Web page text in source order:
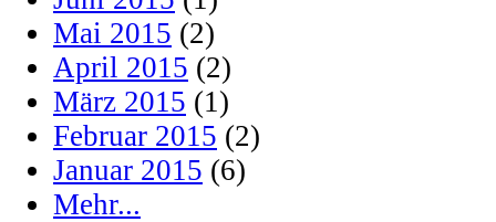
Mai 2015 (2)
April 2015 (2)
März 2015 (1)
Februar 2015 (2)
Januar 2015 (6)
Mehr...